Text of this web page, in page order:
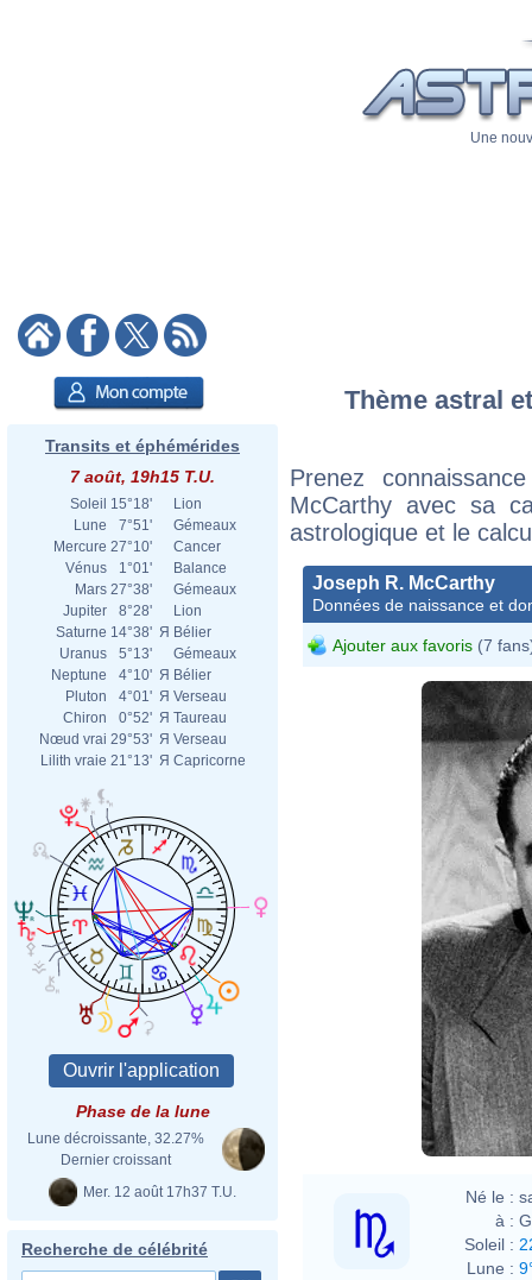
Une
Transits et éphémérides
7 août, 19h15 T.U.
Soleil 15°18'
Lion
Lune
7°51'
Gémeaux
Mercure 27°10'
Cancer
Vénus
1°01'
Balance
Mars 27°38'
Gémeaux
Jupiter
8°28'
Lion
Saturne 14°38' Я Bélier
Uranus
5°13'
Gémeaux
Neptune
4°10' Я Bélier
Pluton
4°01' Я Verseau
Chiron
0°52' Я Taureau
Nœud vrai 29°53' Я Verseau
Lilith vraie 21°13' Я Capricorne
Phase de la lune
Lune décroissante, 32.27%
Dernier croissant
Mer. 12 août 17h37 T.U.
Recherche de célébrité
Thème astral
Prenez
McCarthy avec sa
astrologique et le
Joseph R. McCarthy
Données de naissance et
Ajouter aux favoris (7
Né le :
à :
Soleil :
Lune :